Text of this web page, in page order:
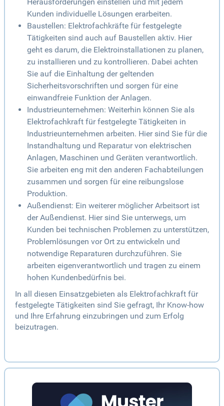
Herausforderungen einstellen und mit jedem
Kunden individuelle Lösungen erarbeiten.
Baustellen: Elektrofachkräfte für festgelegte
Tätigkeiten sind auch auf Baustellen aktiv. Hier
geht es darum, die Elektroinstallationen zu planen,
zu installieren und zu kontrollieren. Dabei achten
Sie auf die Einhaltung der geltenden
Sicherheitsvorschriften und sorgen für eine
einwandfreie Funktion der Anlagen.
Industrieunternehmen: Weiterhin können Sie als
Elektrofachkraft für festgelegte Tätigkeiten in
Industrieunternehmen arbeiten. Hier sind Sie für die
Instandhaltung und Reparatur von elektrischen
Anlagen, Maschinen und Geräten verantwortlich.
Sie arbeiten eng mit den anderen Fachabteilungen
zusammen und sorgen für eine reibungslose
Produktion.
Außendienst: Ein weiterer möglicher Arbeitsort ist
der Außendienst. Hier sind Sie unterwegs, um
Kunden bei technischen Problemen zu unterstützen,
Problemlösungen vor Ort zu entwickeln und
notwendige Reparaturen durchzuführen. Sie
arbeiten eigenverantwortlich und tragen zu einem
hohen Kundenbedürfnis bei.
In all diesen Einsatzgebieten als Elektrofachkraft für
festgelegte Tätigkeiten sind Sie gefragt, Ihr Know-how
und Ihre Erfahrung einzubringen und zum Erfolg
beizutragen.